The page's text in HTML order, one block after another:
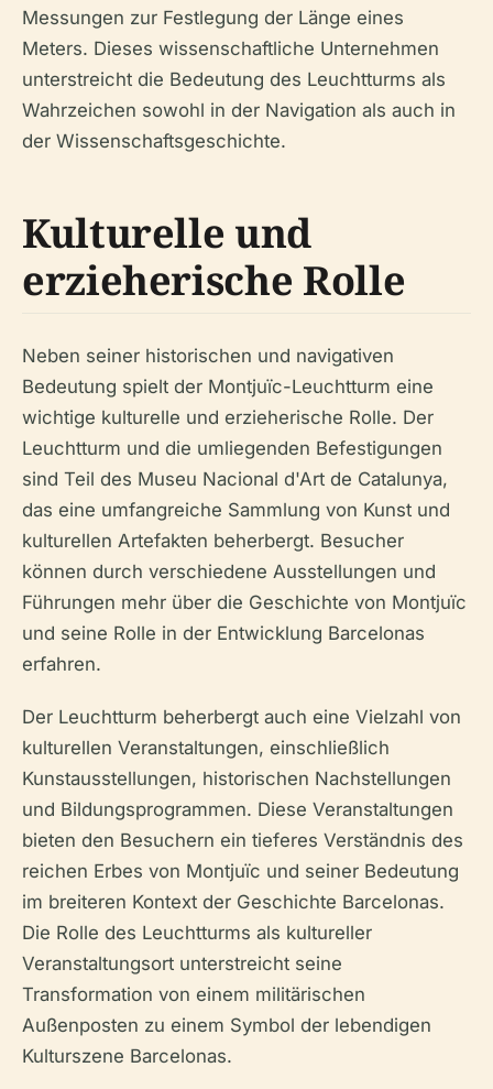
Messungen zur Festlegung der Länge eines
Meters. Dieses wissenschaftliche Unternehmen
unterstreicht die Bedeutung des Leuchtturms als
Wahrzeichen sowohl in der Navigation als auch in
der Wissenschaftsgeschichte.
Kulturelle und
erzieherische Rolle
Neben seiner historischen und navigativen
Bedeutung spielt der Montjuïc-Leuchtturm eine
wichtige kulturelle und erzieherische Rolle. Der
Leuchtturm und die umliegenden Befestigungen
sind Teil des Museu Nacional d'Art de Catalunya,
das eine umfangreiche Sammlung von Kunst und
kulturellen Artefakten beherbergt. Besucher
können durch verschiedene Ausstellungen und
Führungen mehr über die Geschichte von Montjuïc
und seine Rolle in der Entwicklung Barcelonas
erfahren.
Der Leuchtturm beherbergt auch eine Vielzahl von
kulturellen Veranstaltungen, einschließlich
Kunstausstellungen, historischen Nachstellungen
und Bildungsprogrammen. Diese Veranstaltungen
bieten den Besuchern ein tieferes Verständnis des
reichen Erbes von Montjuïc und seiner Bedeutung
im breiteren Kontext der Geschichte Barcelonas.
Die Rolle des Leuchtturms als kultureller
Veranstaltungsort unterstreicht seine
Transformation von einem militärischen
Außenposten zu einem Symbol der lebendigen
Kulturszene Barcelonas.